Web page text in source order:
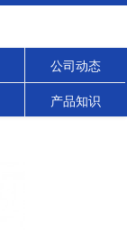
公司动态
产品知识